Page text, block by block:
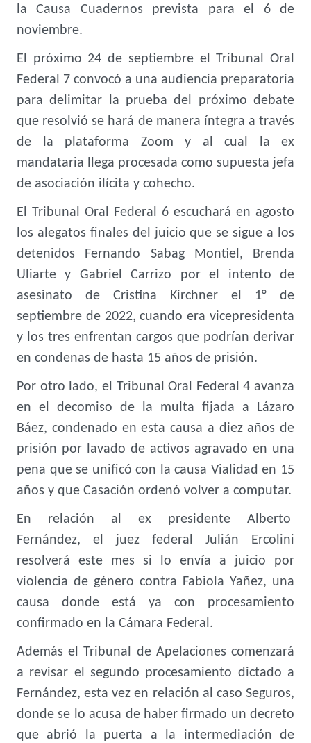
la Causa Cuadernos prevista para el 6 de
noviembre.
El próximo 24 de septiembre el Tribunal Oral
Federal 7 convocó a una audiencia preparatoria
para delimitar la prueba del próximo debate
que resolvió se hará de manera íntegra a través
de la plataforma Zoom y al cual la ex
mandataria llega procesada como supuesta jefa
de asociación ilícita y cohecho.
El Tribunal Oral Federal 6 escuchará en agosto
los alegatos finales del juicio que se sigue a los
detenidos Fernando Sabag Montiel, Brenda
Uliarte y Gabriel Carrizo por el intento de
asesinato de Cristina Kirchner el 1° de
septiembre de 2022, cuando era vicepresidenta
y los tres enfrentan cargos que podrían derivar
en condenas de hasta 15 años de prisión.
Por otro lado, el Tribunal Oral Federal 4 avanza
en el decomiso de la multa fijada a Lázaro
Báez, condenado en esta causa a diez años de
prisión por lavado de activos agravado en una
pena que se unificó con la causa Vialidad en 15
años y que Casación ordenó volver a computar.
En relación al ex presidente Alberto
Fernández, el juez federal Julián Ercolini
resolverá este mes si lo envía a juicio por
violencia de género contra Fabiola Yañez, una
causa donde está ya con procesamiento
confirmado en la Cámara Federal.
Además el Tribunal de Apelaciones comenzará
a revisar el segundo procesamiento dictado a
Fernández, esta vez en relación al caso Seguros,
donde se lo acusa de haber firmado un decreto
que abrió la puerta a la intermediación de